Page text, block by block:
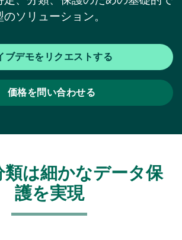
ソリューション。
ブデモをリクエストする
価格を問い合わせる
は細かなデータ保
護を実現